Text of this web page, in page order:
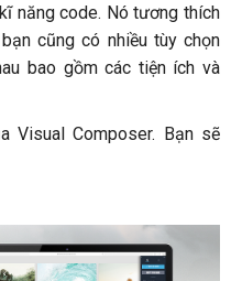
năng code. Nó tương thích
cũng có nhiều tùy chọn
bao gồm các tiện ích và
Visual Composer. Bạn sẽ